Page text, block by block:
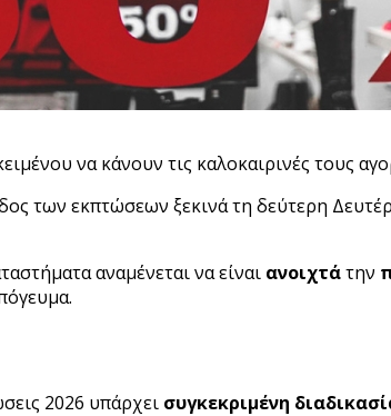
να κάνουν τις καλοκαιρινές τους
των εκπτώσεων ξεκινά τη δεύτερη
αναμένεται να είναι ανοιχτάτην
2026 υπάρχει συγκεκριμένη